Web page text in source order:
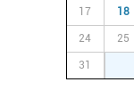
17 18
24 25
31